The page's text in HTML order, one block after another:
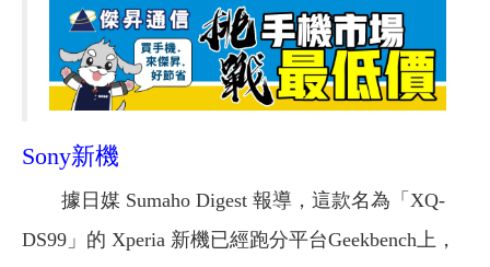
Sony新機
據日媒 Sumaho Digest 報導，這款名為「XQ-
DS99」的 Xperia 新機已經跑分平台Geekbench上，